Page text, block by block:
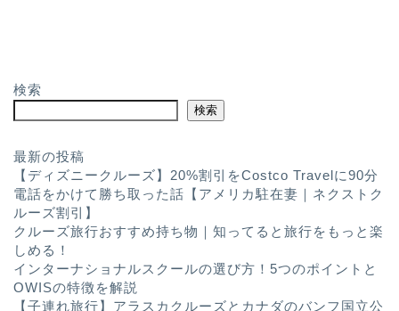
検索
検索
最新の投稿
【ディズニークルーズ】20%割引をCostco Travelに90分
電話をかけて勝ち取った話【アメリカ駐在妻｜ネクストク
ルーズ割引】
クルーズ旅行おすすめ持ち物｜知ってると旅行をもっと楽
しめる！
インターナショナルスクールの選び方！5つのポイントと
OWISの特徴を解説
【子連れ旅行】アラスカクルーズとカナダのバンフ国立公